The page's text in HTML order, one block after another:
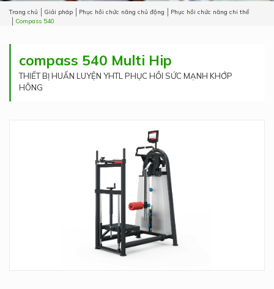
Trang chủ Giải pháp Phục hồi chức năng chủ động
Phục hồi chức năng chi thể
Compass 540
compass 540 Multi Hip
THIẾT BỊ HUẤN LUYỆN YHTL PHỤC HỒI SỨC MẠNH KHỚP
HÔNG